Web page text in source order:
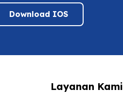
Download IOS
Layanan Kami